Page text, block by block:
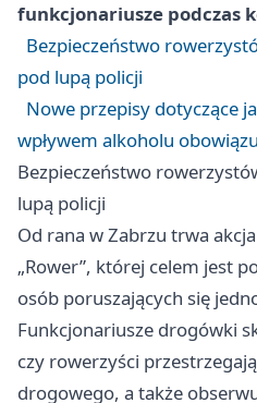
funkcjonariusze podczas
Bezpieczeństwo
pod lupą policji
Nowe przepisy dotyczące
wpływem alkoholu
Bezpieczeństwo
lupą policji
Od rana w Zabrzu trwa
„Rower”, której celem jest
osób poruszających się
Funkcjonariusze drogówki
czy rowerzyści
drogowego, a także